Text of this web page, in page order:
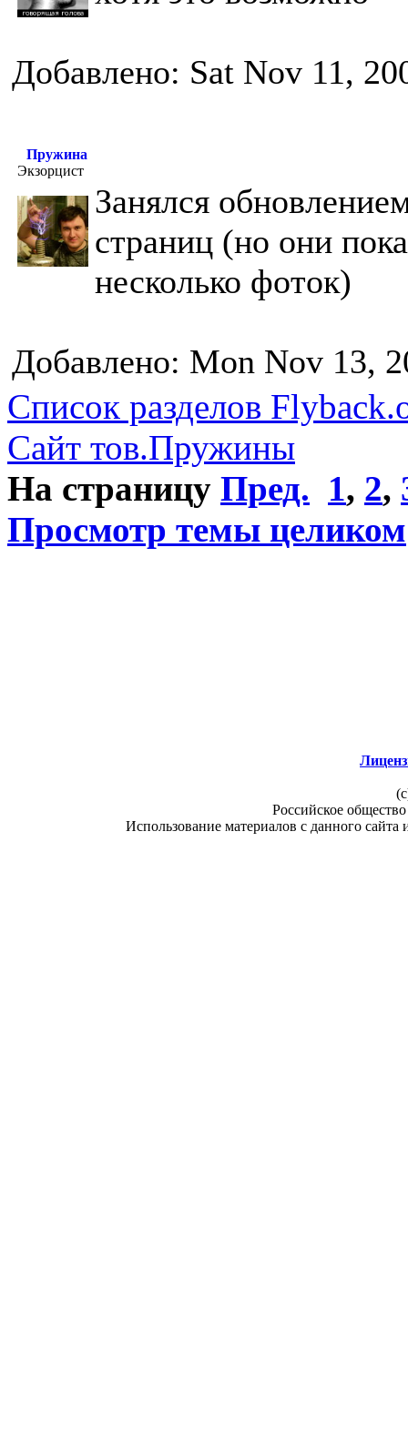
Добавлено: Sat Nov 11,
Пружина
Экзорцист
Занялся
страниц (но они
несколько фоток)
Добавлено: Mon Nov 13,
Список разделов
Сайт тов.Пружины
На страницу Пред. 1, 2,
Просмотр темы целиком
Российское
Использование материалов с данного